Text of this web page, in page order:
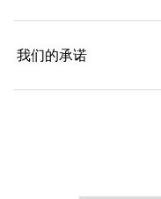
我们的承诺